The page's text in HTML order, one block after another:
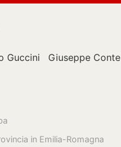
Guccini Giuseppe Conte
in Emilia-Romagna